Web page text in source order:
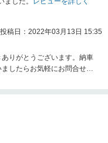
投稿日：2022年03月13日 15:35
りがとうございます。納車
したらお気軽にお問合せく